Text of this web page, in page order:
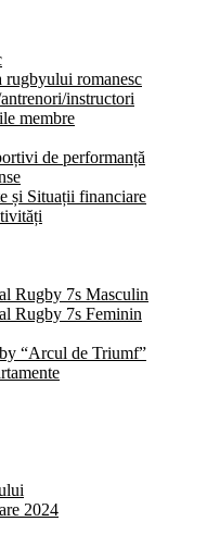
rugbyului romanesc
instructori
membre
de performanță
și Situații financiare
Rugby 7s Masculin
Rugby 7s Feminin
“Arcul de Triumf”
2024